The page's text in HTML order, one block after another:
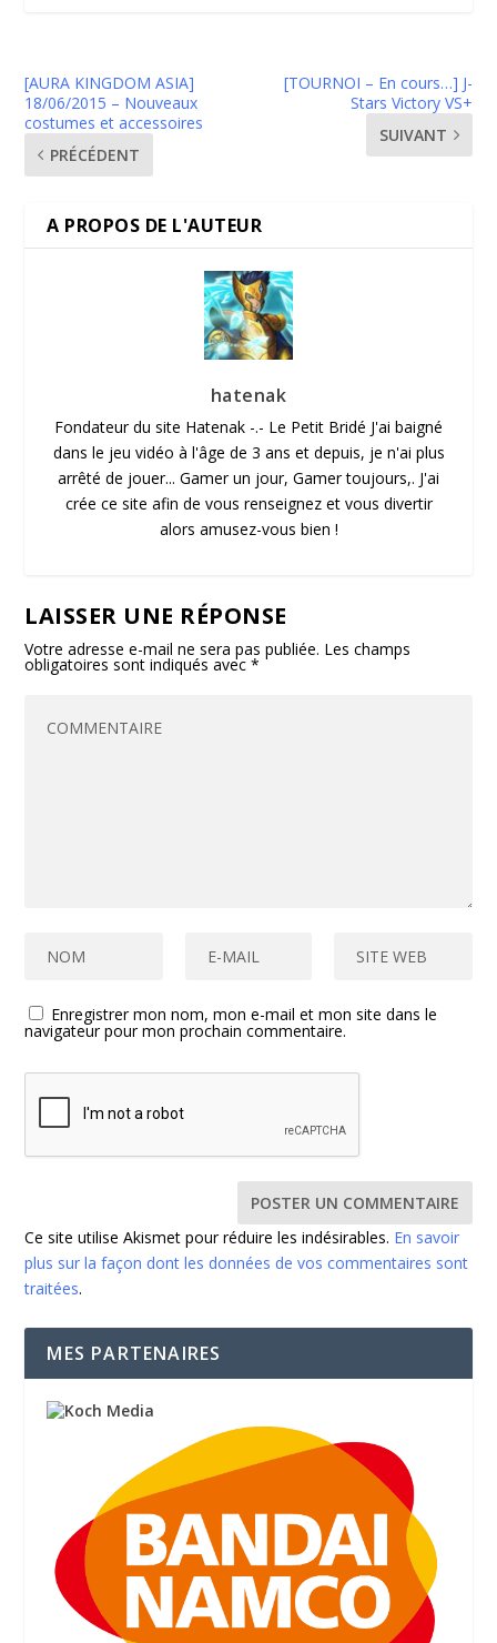
[AURA KINGDOM ASIA]
18/06/2015 – Nouveaux
costumes et accessoires
PRÉCÉDENT
[TOURNOI – En cours…] J-
Stars Victory VS+
SUIVANT
A PROPOS DE L'AUTEUR
hatenak
Fondateur du site Hatenak -.- Le Petit Bridé J'ai baigné
dans le jeu vidéo à l'âge de 3 ans et depuis, je n'ai plus
arrêté de jouer... Gamer un jour, Gamer toujours,. J'ai
crée ce site afin de vous renseignez et vous divertir
alors amusez-vous bien !
LAISSER UNE RÉPONSE
Votre adresse e-mail ne sera pas publiée. Les champs
obligatoires sont indiqués avec*
Enregistrer mon nom, mon e-mail et mon site dans le
navigateur pour mon prochain commentaire.
Ce site utilise Akismet pour réduire les indésirables. En savoir
plus sur la façon dont les données de vos commentaires sont
traitées.
MES PARTENAIRES